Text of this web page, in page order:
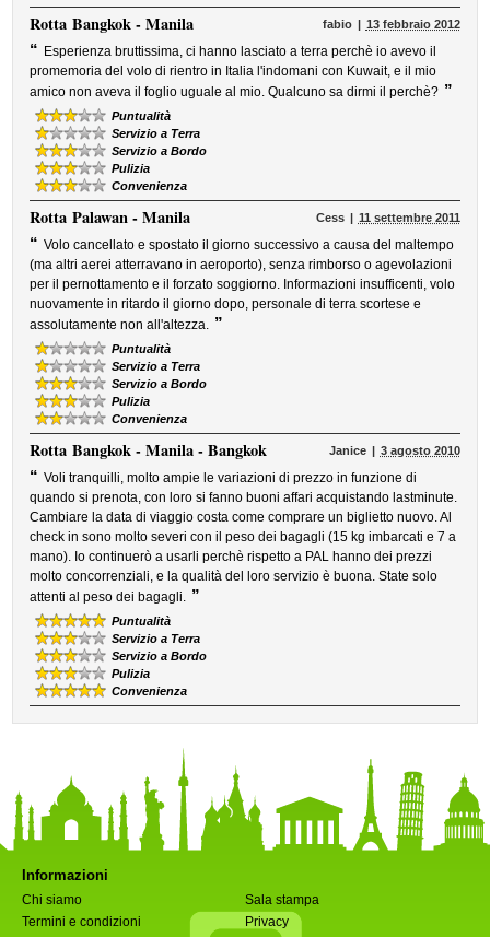
RottaBangkok - Manila fabio 13 febbraio 2012
“ Esperienza bruttissima, ci hanno lasciato a terra perchè io avevo il
promemoria del volo di rientro in Italia l'indomani con Kuwait, e il mio
amico non aveva il foglio uguale al mio. Qualcuno sa dirmi il perchè? ”
Puntualità
Servizio a Terra
Servizio a Bordo
Pulizia
Convenienza
RottaPalawan - Manila Cess 11 settembre 2011
“ Volo cancellato e spostato il giorno successivo a causa del maltempo
(ma altri aerei atterravano in aeroporto), senza rimborso o agevolazioni
per il pernottamento e il forzato soggiorno. Informazioni insufficenti, volo
nuovamente in ritardo il giorno dopo, personale di terra scortese e
assolutamente non all'altezza. ”
Puntualità
Servizio a Terra
Servizio a Bordo
Pulizia
Convenienza
RottaBangkok - Manila - Bangkok Janice 3 agosto 2010
“ Voli tranquilli, molto ampie le variazioni di prezzo in funzione di
quando si prenota, con loro si fanno buoni affari acquistando lastminute.
Cambiare la data di viaggio costa come comprare un biglietto nuovo. Al
check in sono molto severi con il peso dei bagagli (15 kg imbarcati e 7 a
mano). Io continuerò a usarli perchè rispetto a PAL hanno dei prezzi
molto concorrenziali, e la qualità del loro servizio è buona. State solo
attenti al peso dei bagagli. ”
Puntualità
Servizio a Terra
Servizio a Bordo
Pulizia
Convenienza
Informazioni
Chi siamo
Sala stampa
Termini e condizioni
Privacy